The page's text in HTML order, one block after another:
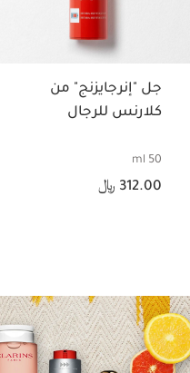
جل "إنرجايزنج" من
كلارنس للرجال
50 ml
السعر الحالي هو 312.00 ﷼
312.00 ﷼